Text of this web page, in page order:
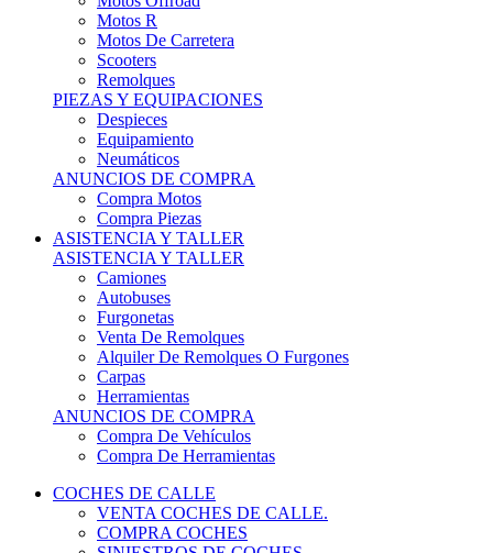
Motos R
Motos De Carretera
Scooters
Remolques
PIEZAS Y EQUIPACIONES
Despieces
Equipamiento
Neumáticos
ANUNCIOS DE COMPRA
Compra Motos
Compra Piezas
ASISTENCIA Y TALLER
ASISTENCIA Y TALLER
Camiones
Autobuses
Furgonetas
Venta De Remolques
Alquiler De Remolques O Furgones
Carpas
Herramientas
ANUNCIOS DE COMPRA
Compra De Vehículos
Compra De Herramientas
COCHES DE CALLE
VENTA COCHES DE CALLE.
COMPRA COCHES